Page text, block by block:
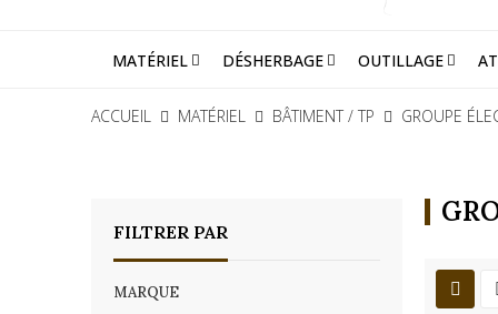
MATÉRIEL DÉSHERBAGE OUTILLAGE
ACCUEIL MATÉRIEL BÂTIMENT / TP GROUPE
FILTRER PAR
MARQUE